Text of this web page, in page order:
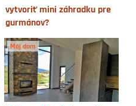
vytvoriť mini záhradku pre
gurmánov?
Môj dom